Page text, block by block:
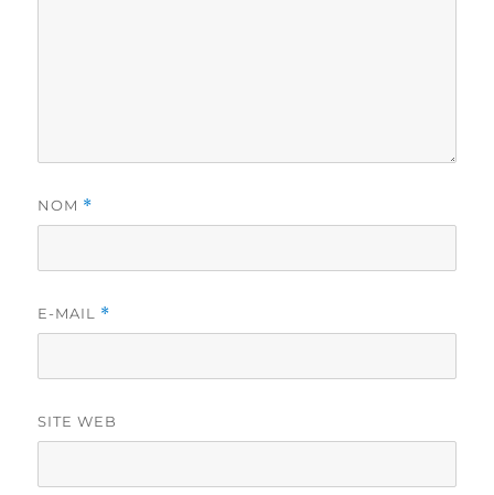
NOM *
E-MAIL *
SITE WEB